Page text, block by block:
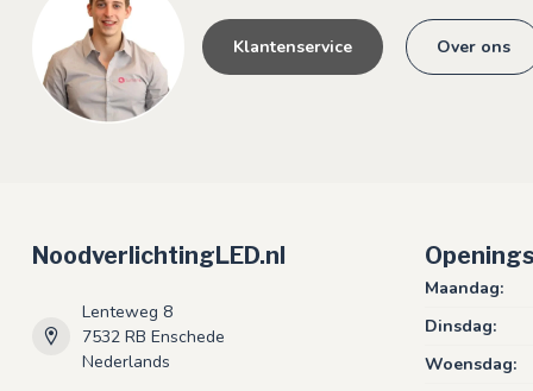
Klantenservice Over ons
NoodverlichtingLED.nl
Lenteweg 8
7532 RB Enschede
Nederlands
Maandag:
Dinsdag:
Woensdag: